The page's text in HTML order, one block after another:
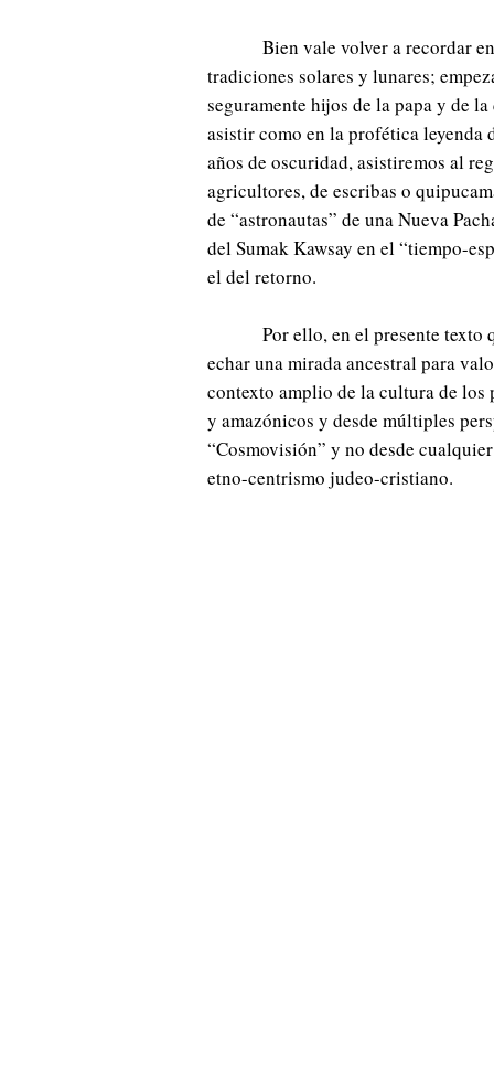
Bien vale volver a recordar
tradiciones solares y lunares;
seguramente hijos de la papa y de
asistir como en la profética leyenda
años de oscuridad, asistiremos al
agricultores, de escribas o
de “astronautas” de una Nueva
del Sumak Kawsay en el “tiempo-
el del retorno.
Por ello, en el presente texto
echar una mirada ancestral para
contexto amplio de la cultura de
y amazónicos y desde múltiples
“Cosmovisión” y no desde
etno-centrismo judeo-cristiano.